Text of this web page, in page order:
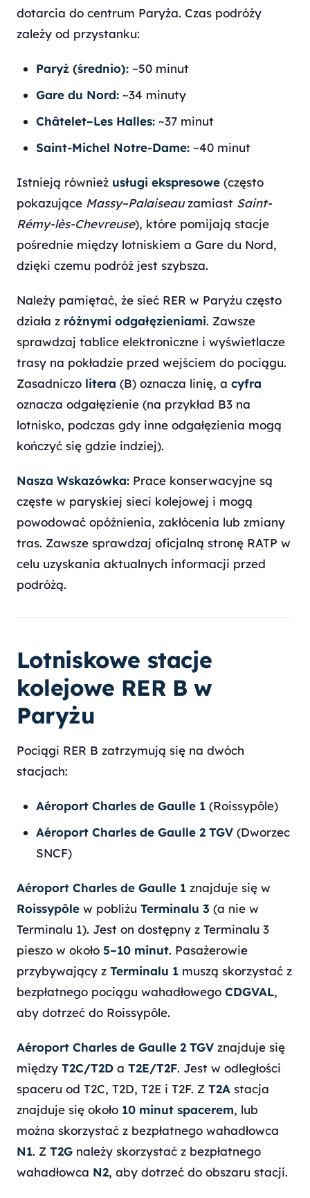
dotarcia do centrum Paryża. Czas podróży
zależy od przystanku:
Paryż (średnio): ~50 minut
Gare du Nord: ~34 minuty
Châtelet–Les Halles: ~37 minut
Saint-Michel Notre-Dame: ~40 minut
Istnieją również usługi ekspresowe (często
pokazujące Massy–Palaiseauzamiast Saint-
Rémy-lès-Chevreuse), które pomijają stacje
pośrednie między lotniskiem a Gare du Nord,
dzięki czemu podróż jest szybsza.
Należy pamiętać, że sieć RER w Paryżu często
działa z różnymi odgałęzieniami. Zawsze
sprawdzaj tablice elektroniczne i wyświetlacze
trasy na pokładzie przed wejściem do pociągu.
Zasadniczo litera (B) oznacza linię, a cyfra
oznacza odgałęzienie (na przykład B3 na
lotnisko, podczas gdy inne odgałęzienia mogą
kończyć się gdzie indziej).
Nasza Wskazówka: Prace konserwacyjne są
częste w paryskiej sieci kolejowej i mogą
powodować opóźnienia, zakłócenia lub zmiany
tras. Zawsze sprawdzaj oficjalną stronę RATP w
celu uzyskania aktualnych informacji przed
podróżą.
Lotniskowe stacje
kolejowe RER B w
Paryżu
Pociągi RER B zatrzymują się na dwóch
stacjach:
Aéroport Charles de Gaulle 1 (Roissypôle)
Aéroport Charles de Gaulle 2 TGV (Dworzec
SNCF)
Aéroport Charles de Gaulle 1 znajduje się w
Roissypôle w pobliżu Terminalu 3 (a nie w
Terminalu 1). Jest on dostępny z Terminalu 3
pieszo w około 5–10 minut. Pasażerowie
przybywający z Terminalu 1 muszą skorzystać z
bezpłatnego pociągu wahadłowego CDGVAL,
aby dotrzeć do Roissypôle.
Aéroport Charles de Gaulle 2 TGV znajduje się
między T2C/T2D a T2E/T2F. Jest w odległości
spaceru od T2C, T2D, T2E i T2F. Z T2A stacja
znajduje się około 10 minut spacerem, lub
można skorzystać z bezpłatnego wahadłowca
N1. Z T2G należy skorzystać z bezpłatnego
wahadłowca N2, aby dotrzeć do obszaru stacji.